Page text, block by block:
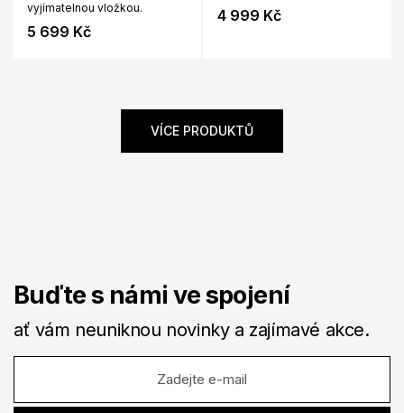
vyjímatelnou vložkou.
5 699 Kč
4 999 Kč
VÍCE PRODUKTŮ
Buďte s námi ve spojení
ať vám neuniknou novinky a zajímavé akce.